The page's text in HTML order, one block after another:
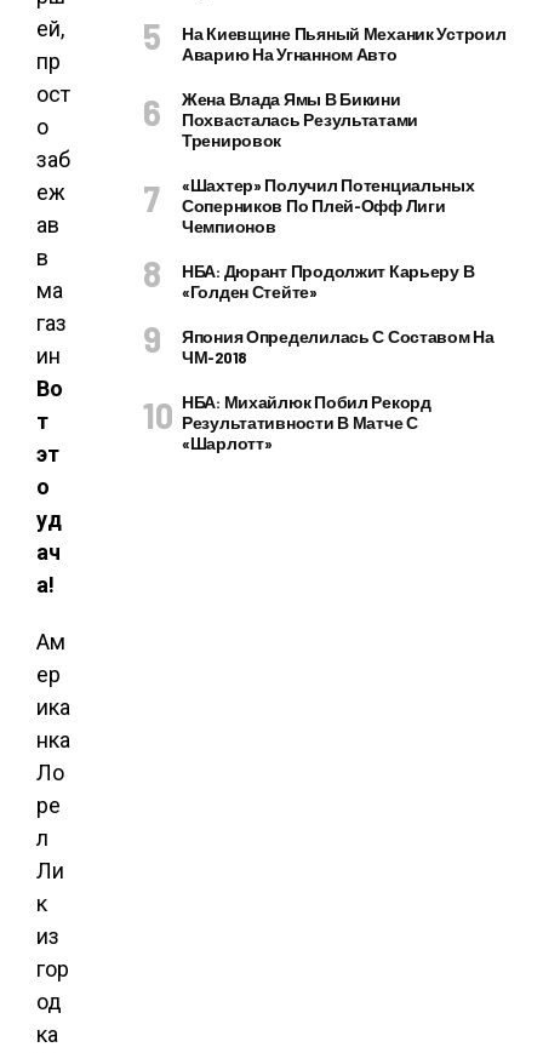
Во
т
эт
о
уд
ач
а!
Ам
ер
ика
нка
Ло
ре
л
Ли
к
из
гор
од
ка
На Киевщине Пьяный Механик Устроил
Аварию На Угнанном Авто
Жена Влада Ямы В Бикини
Похвасталась Результатами
Тренировок
«Шахтер» Получил Потенциальных
Соперников По Плей-Офф Лиги
Чемпионов
НБА: Дюрант Продолжит Карьеру В
«Голден Стейте»
Япония Определилась С Составом На
ЧМ-2018
НБА: Михайлюк Побил Рекорд
Результативности В Матче С
«Шарлотт»